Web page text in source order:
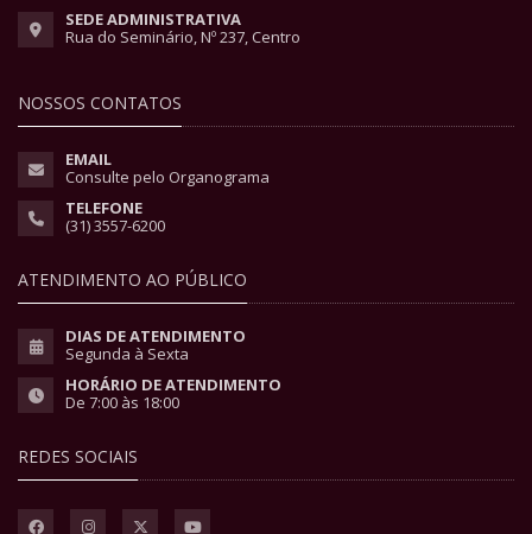
SEDE ADMINISTRATIVA
Rua do Seminário, Nº 237, Centro
NOSSOS CONTATOS
EMAIL
Consulte pelo Organograma
TELEFONE
(31) 3557-6200
ATENDIMENTO AO PÚBLICO
DIAS DE ATENDIMENTO
Segunda à Sexta
HORÁRIO DE ATENDIMENTO
De 7:00 às 18:00
REDES SOCIAIS